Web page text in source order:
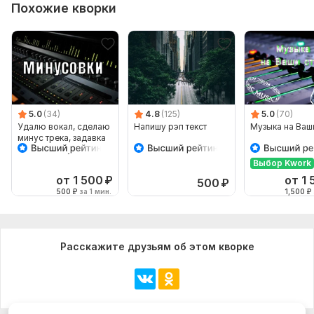
Похожие кворки
5.0 (34)
Удалю вокал, сделаю
минус трека, задавка
вокала, минусовки
от 1 500 ₽
500 ₽ за 1 мин.
4.8 (125)
Напишу рэп текст
500 ₽
5.0 (70)
Музыка на
Выбор Kwork
от 1
1,500 ₽
Расскажите друзьям об этом кворке